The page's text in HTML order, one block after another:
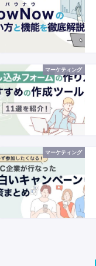
マーケティング
マーケティング